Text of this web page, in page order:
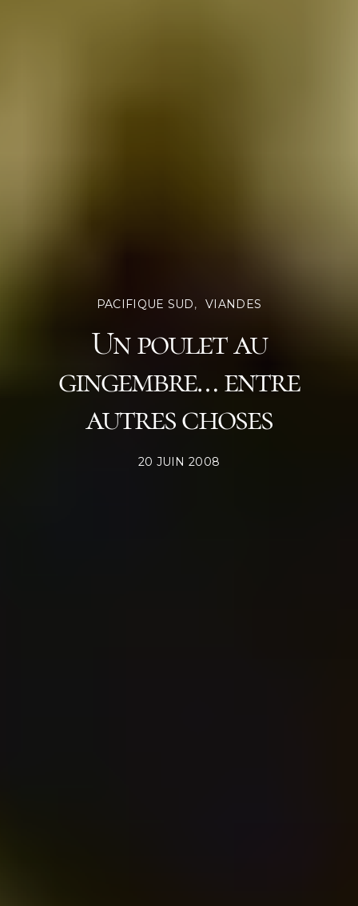
PACIFIQUE SUD VIANDES
Un poulet au
gingembre… entre
autres choses
POSTED
20 JUIN 2008